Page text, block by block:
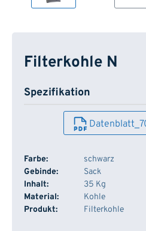
Filterkohle N
Spezifikation
Farbe:
schwarz
Gebinde:
Sack
Inhalt:
35 Kg
Material:
Kohle
Produkt:
Filterkohle